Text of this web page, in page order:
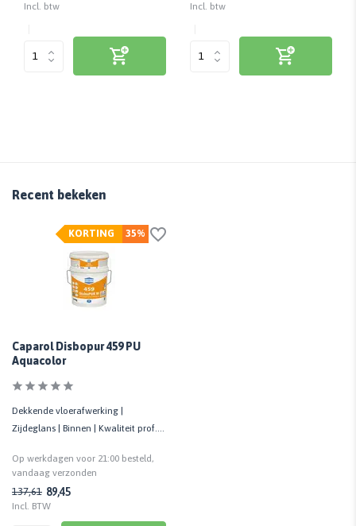
Incl. btw Incl. btw
Recent bekeken
35%
KORTING
Caparol Disbopur 459 PU
Aquacolor
Dekkende vloerafwerking |
Zijdeglans | Binnen | Kwaliteit prof. |
Op werkdagen voor 21:00 besteld,
vandaag verzonden
137,61 89,45
Incl. BTW